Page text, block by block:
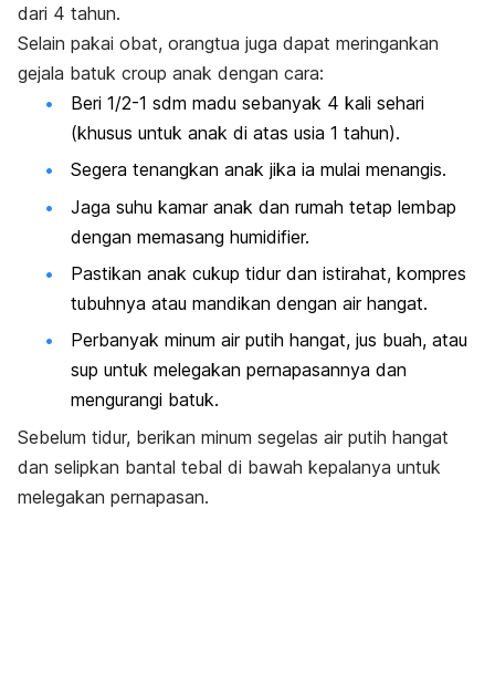
dari 4 tahun.
Selain pakai obat, orangtua juga dapat meringankan
gejala batuk croup anak dengan cara:
Beri 1/2-1 sdm madu sebanyak 4 kali sehari
(khusus untuk anak di atas usia 1 tahun).
Segera tenangkan anak jika ia mulai menangis.
Jaga suhu kamar anak dan rumah tetap lembap
dengan memasang humidifier.
Pastikan anak cukup tidur dan istirahat, kompres
tubuhnya atau mandikan dengan air hangat.
Perbanyak minum air putih hangat, jus buah, atau
sup untuk melegakan pernapasannya dan
mengurangi batuk.
Sebelum tidur, berikan minum segelas air putih hangat
dan selipkan bantal tebal di bawah kepalanya untuk
melegakan pernapasan.